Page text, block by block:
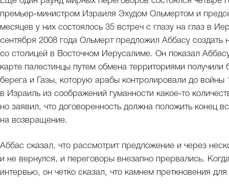
премьер‑министром Израиля Эхудом Ольмертом и
месяцев у них состоялось 35 встреч с глазу на глаз в
сентября 2008 года Ольмерт предложил Аббасу создать
со столицей в Восточном Иерусалиме. Он показал
карте палестинцы путем обмена территориями получили
берега и Газы, которую арабы контролировали до войны
в Израиль из соображений гуманности какое‑то
но заявил, что договоренность должна положить конец
на возвращение.
Аббас сказал, что рассмотрит предложение и через
и не вернулся, и переговоры внезапно прервались.
интервью, он четко сказал, что камнем преткновения